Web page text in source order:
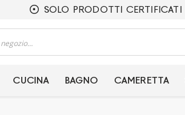
SOLO PRODOTTI CERTIFICATI
CUCINA BAGNO CAMERETTA